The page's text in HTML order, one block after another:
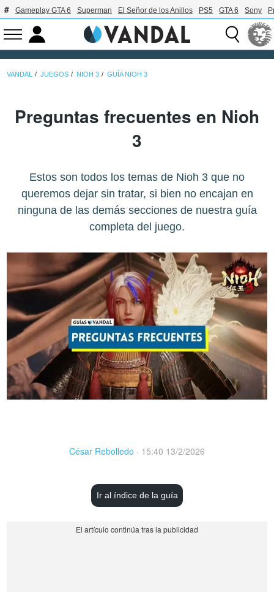
Gameplay GTA 6 Superman El Señor de los Anillos PS5 GTA 6 Sony
VANDAL JUEGOS NIOH 3 GUÍA NIOH 3
Preguntas frecuentes en Nioh
3
Estos son todos los temas de Nioh 3 que no
queremos dejar sin tratar, si bien no encajan en
ninguna de las demás secciones de nuestra guía
completa del juego.
César Rebolledo · 15:40 13/2/2026
Ir al índice de la guía